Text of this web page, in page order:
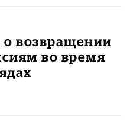
о возвращении
во время